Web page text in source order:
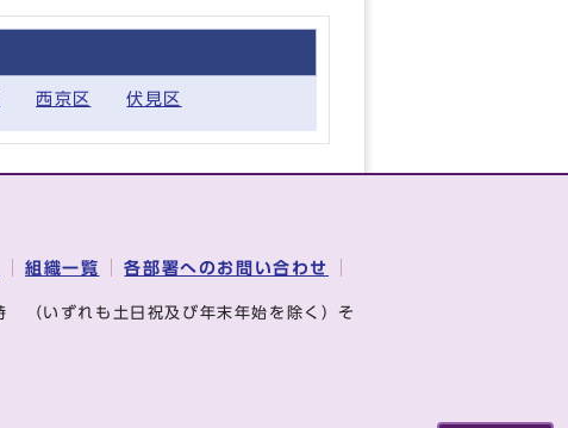
西京区 伏見区
組織一覧 各部署へのお問い合わせ
（いずれも土日祝及び年末年始を除く）そ